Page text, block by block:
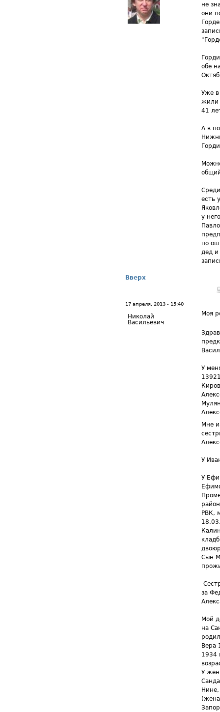
не
они
обе
Уже в
жили
41
А в
есть
у
по
дед и
Вверх
17 апреля, 2013 - 15:40
Николай
Васильевич
Моя
У
Мне
У
У
РВК,
Сын
за
Мой
на
Вера
1934
У